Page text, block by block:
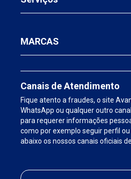
MARCAS
Canais de Atendimento
Fique atento a fraudes, o site
WhatsApp ou qualquer outro
para requerer informações
como por exemplo seguir perfil ou
abaixo os nossos canais oficiais